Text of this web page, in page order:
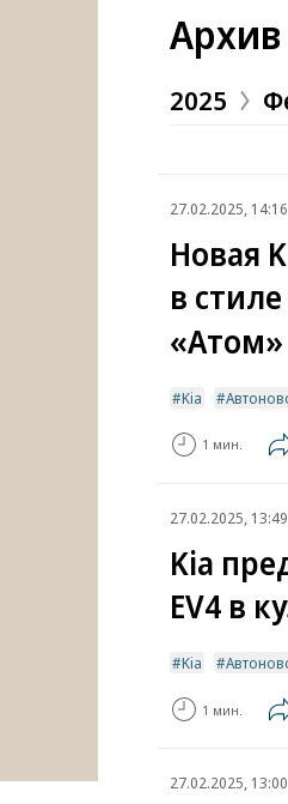
Архив
2025
27.02.2025, 14:16
Новая
в
«Атом»
Kia
1 мин.
27.02.2025, 13:49
Kia
EV4 в
Kia
1 мин.
27.02.2025, 13:00